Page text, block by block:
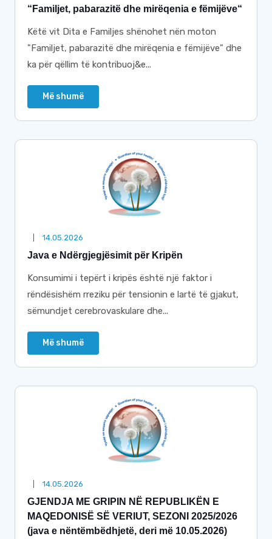
“Familjet, pabarazitë dhe mirëqenia e fëmijëve“
Këtë vit Dita e Familjes shënohet nën moton
"Familjet, pabarazitë dhe mirëqenia e fëmijëve" dhe
ka për qëllim të kontribuoj&e...
Më shumë
14.05.2026
Java e Ndërgjegjësimit për Kripën
Konsumimi i tepërt i kripës është një faktor i
rëndësishëm rreziku për tensionin e lartë të gjakut,
sëmundjet cerebrovaskulare dhe...
Më shumë
14.05.2026
GJENDJA ME GRIPIN NË REPUBLIKËN E
MAQEDONISË SË VERIUT, SEZONI 2025/2026
(java e nëntëmbëdhjetë, deri më 10.05.2026)